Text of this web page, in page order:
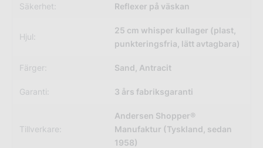
Säkerhet: Reflexer på väskan
Hjul:
25 cm whisper kullager (plast,
punkteringsfria, lätt avtagbara)
Färger: Sand, Antracit
Garanti: 3 års fabriksgaranti
Tillverkare:
Andersen Shopper®
Manufaktur (Tyskland, sedan
1958)